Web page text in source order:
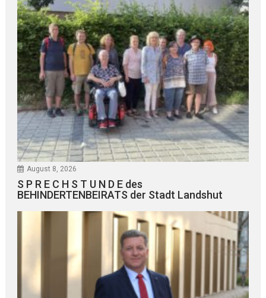
August 8, 2026
S P R E C H S T U N D E des
BEHINDERTENBEIRATS der Stadt Landshut